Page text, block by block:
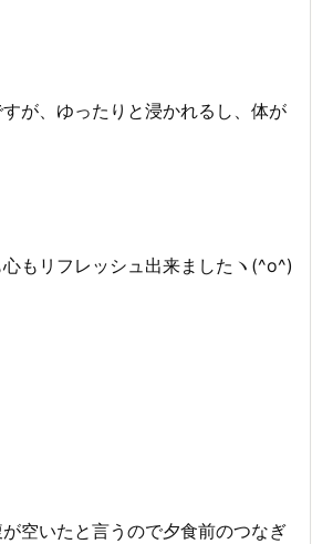
が、ゆったりと浸かれるし、体が
もリフレッシュ出来ましたヽ(^o^)
空いたと言うので夕食前のつなぎ